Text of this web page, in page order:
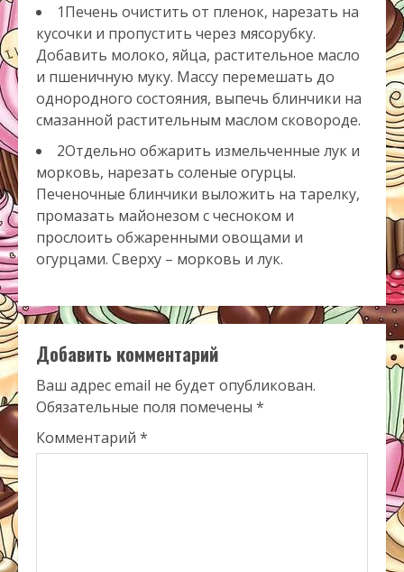
1Печень очистить от пленок, нарезать на
кусочки и пропустить через мясорубку.
Добавить молоко, яйца, растительное масло
и пшеничную муку. Массу перемешать до
однородного состояния, выпечь блинчики на
смазанной растительным маслом сковороде.
2Отдельно обжарить измельченные лук и
морковь, нарезать соленые огурцы.
Печеночные блинчики выложить на тарелку,
промазать майонезом с чесноком и
прослоить обжаренными овощами и
огурцами. Сверху – морковь и лук.
Добавить комментарий
Ваш адрес email не будет опубликован.
Обязательные поля помечены *
Комментарий *